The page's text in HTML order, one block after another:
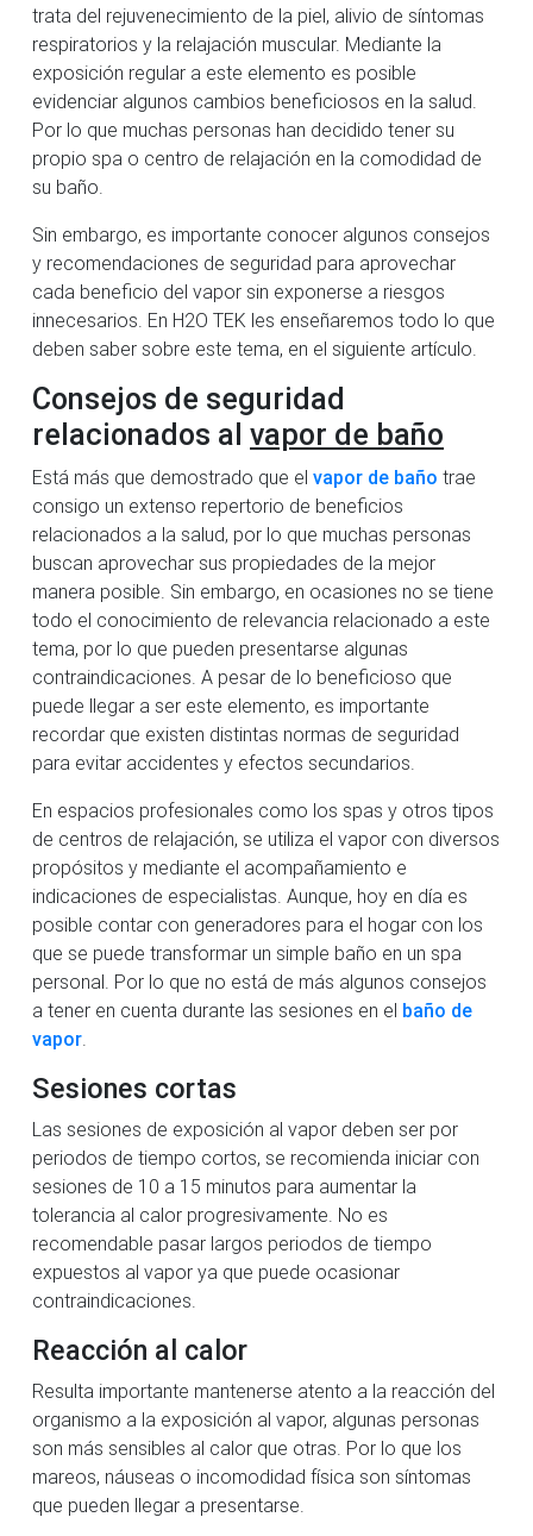
trata del rejuvenecimiento de la piel, alivio de síntomas
respiratorios y la relajación muscular. Mediante la
exposición regular a este elemento es posible
evidenciar algunos cambios beneficiosos en la salud.
Por lo que muchas personas han decidido tener su
propio spa o centro de relajación en la comodidad de
su baño.
Sin embargo, es importante conocer algunos consejos
y recomendaciones de seguridad para aprovechar
cada beneficio del vapor sin exponerse a riesgos
innecesarios. En H2O TEK les enseñaremos todo lo que
deben saber sobre este tema, en el siguiente artículo.
Consejos de seguridad
relacionados al vapor de baño
Está más que demostrado que el vapor de baño trae
consigo un extenso repertorio de beneficios
relacionados a la salud, por lo que muchas personas
buscan aprovechar sus propiedades de la mejor
manera posible. Sin embargo, en ocasiones no se tiene
todo el conocimiento de relevancia relacionado a este
tema, por lo que pueden presentarse algunas
contraindicaciones. A pesar de lo beneficioso que
puede llegar a ser este elemento, es importante
recordar que existen distintas normas de seguridad
para evitar accidentes y efectos secundarios.
En espacios profesionales como los spas y otros tipos
de centros de relajación, se utiliza el vapor con diversos
propósitos y mediante el acompañamiento e
indicaciones de especialistas. Aunque, hoy en día es
posible contar con generadores para el hogar con los
que se puede transformar un simple baño en un spa
personal. Por lo que no está de más algunos consejos
a tener en cuenta durante las sesiones en el baño de
vapor
Sesiones cortas
Las sesiones de exposición al vapor deben ser por
periodos de tiempo cortos, se recomienda iniciar con
sesiones de 10 a 15 minutos para aumentar la
tolerancia al calor progresivamente. No es
recomendable pasar largos periodos de tiempo
expuestos al vapor ya que puede ocasionar
contraindicaciones.
Reacción al calor
Resulta importante mantenerse atento a la reacción del
organismo a la exposición al vapor, algunas personas
son más sensibles al calor que otras. Por lo que los
mareos, náuseas o incomodidad física son síntomas
que pueden llegar a presentarse.